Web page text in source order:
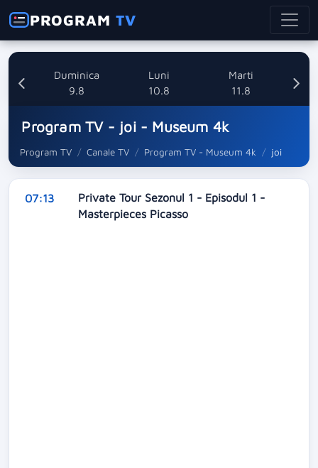
PROGRAMTV
Duminica
9.8
Luni
10.8
Marti
11.8
Program TV - joi - Museum 4k
Program TV Canale TV Program TV - Museum 4k joi
07:13
Private Tour Sezonul 1 - Episodul 1 -
Masterpieces Picasso